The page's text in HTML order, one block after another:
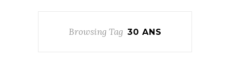
Browsing Tag 30 ANS